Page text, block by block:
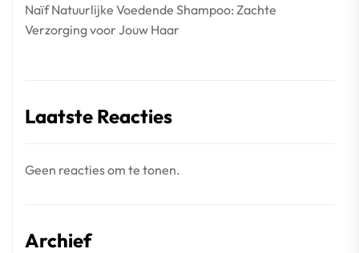
Naïf Natuurlijke Voedende Shampoo: Zachte
Verzorging voor Jouw Haar
Laatste Reacties
Geen reacties om te tonen.
Archief